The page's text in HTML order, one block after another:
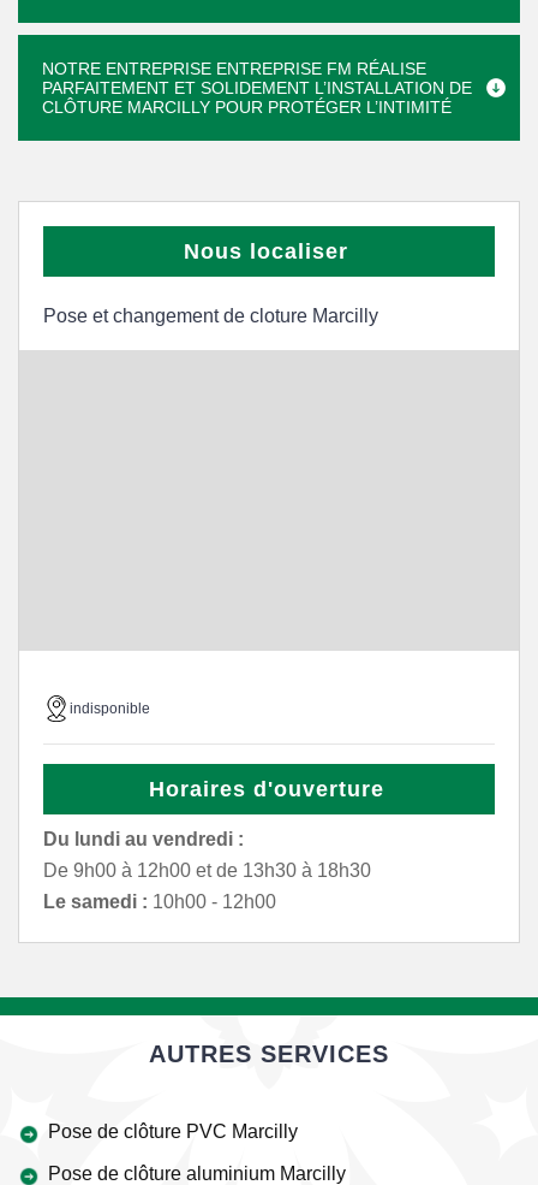
NOTRE ENTREPRISE ENTREPRISE FM RÉALISE
PARFAITEMENT ET SOLIDEMENT L’INSTALLATION DE
CLÔTURE MARCILLY POUR PROTÉGER L’INTIMITÉ
Nous localiser
Pose et changement de cloture Marcilly
indisponible
Horaires d'ouverture
Du lundi au vendredi :
De 9h00 à 12h00 et de 13h30 à 18h30
Le samedi : 10h00 - 12h00
AUTRES SERVICES
Pose de clôture PVC Marcilly
Pose de clôture aluminium Marcilly